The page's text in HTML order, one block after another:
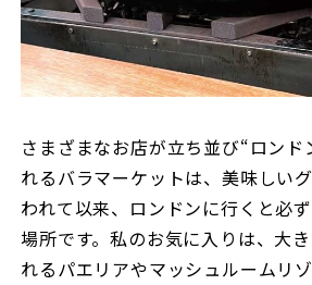
さまざまなお店が立ち並び“ロンド
れるバラマーケットは、美味しい
われて以来、ロンドンに行くと必
場所です。私のお気に入りは、大
れるパエリアやマッシュルームリ